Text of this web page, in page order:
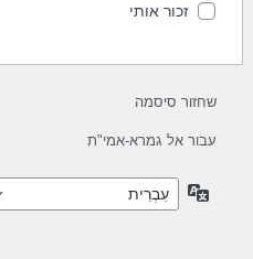
זכור אותי
שחזור סיסמה
עבור אל גמרא-אמי"ת
שפה